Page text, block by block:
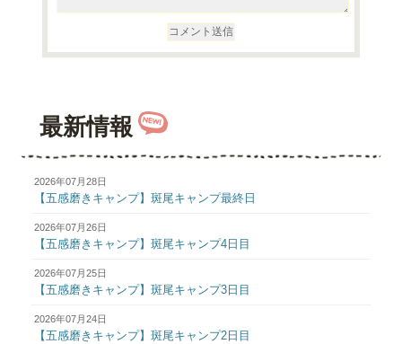
最新情報
2026年07月28日
【五感磨きキャンプ】斑尾キャンプ最終日
2026年07月26日
【五感磨きキャンプ】斑尾キャンプ4日目
2026年07月25日
【五感磨きキャンプ】斑尾キャンプ3日目
2026年07月24日
【五感磨きキャンプ】斑尾キャンプ2日目